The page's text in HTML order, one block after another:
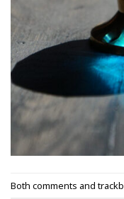
Both comments and